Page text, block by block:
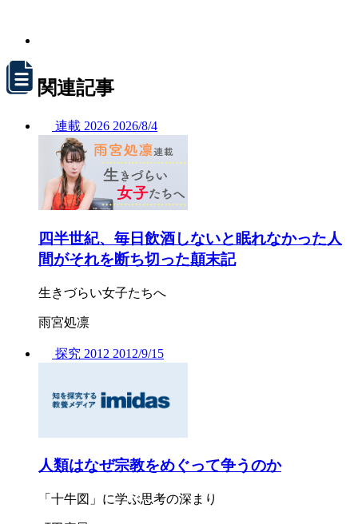
関連記事
連載 2026 2026/8/4
四半世紀、毎日飲酒しないと眠れなかった人
間がそれを断ち切った顛末記
生きづらい女子たちへ
雨宮処凛
探究 2012 2012/9/15
人類はなぜ宗教をめぐって争うのか
「十牛図」に学ぶ思考の深まり